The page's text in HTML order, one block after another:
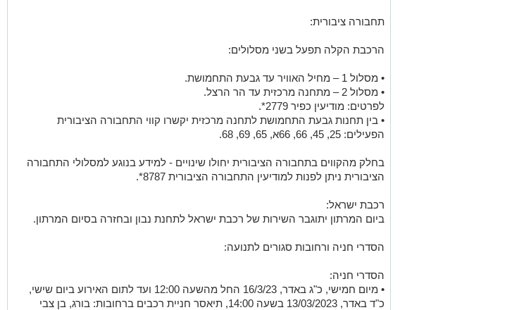
תחבורה ציבורית:
הרכבת הקלה תפעל בשני מסלולים:
• מסלול 1 – מחיל האוויר עד גבעת התחמושת.
• מסלול 2 – מתחנה מרכזית עד הר הרצל.
לפרטים: מודיעין כפיר 2779*.
• בין תחנות גבעת התחמושת לתחנה מרכזית יקשרו קווי התחבורה הציבורית
הפעילים: 25, 45, 66, 66א, 65, 69, 68.
בחלק מהקווים בתחבורה הציבורית יחולו שינויים - למידע בנוגע למסלולי התחבורה
הציבורית ניתן לפנות למודיעין התחבורה הציבורית 8787*.
רכבת ישראל:
ביום המרתון יתוגבר השירות של רכבת ישראל לתחנת נבון ובחזרה בסיום המרתון.
הסדרי חניה ורחובות סגורים לתנועה:
הסדרי חניה:
• מיום חמישי, כ"ג באדר, 16/3/23 החל מהשעה 12:00 ועד לתום האירוע ביום שישי,
כ"ד באדר, 13/03/2023 בשעה 14:00, תיאסר חניית רכבים ברחובות: בורג, בן צבי